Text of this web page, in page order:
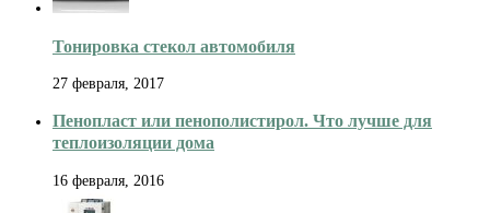
Тонировка стекол автомобиля
27 февраля, 2017
Пенопласт или пенополистирол. Что лучше для
теплоизоляции дома
16 февраля, 2016